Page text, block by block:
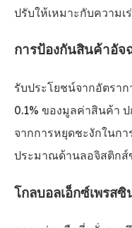
ปรับให้เหมาะกับความ
การป้องกันสินค้าอัจ
รับประโยชน์จากอัตราก
0.1% ของมูลค่าสินค้า
จากการหยุดชะงักในก
ประมาณด้านลอจิสติกส์
โกลบอลเอ็กซ์เพรสซิ